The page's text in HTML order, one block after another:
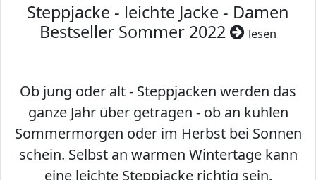
Steppjacke - leichte Jacke - Damen
Bestseller Sommer 2022
lesen
Ob jung oder alt - Steppjacken werden das
ganze Jahr über getragen - ob an kühlen
Sommermorgen oder im Herbst bei Sonnen
schein. Selbst an warmen Wintertage kann
eine leichte Steppjacke richtig sein.